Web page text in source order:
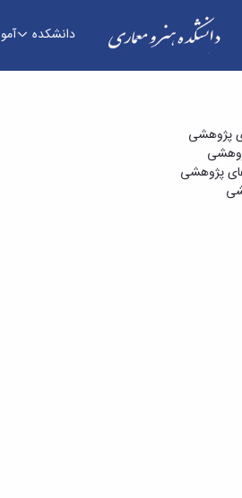
دانشکده
- دانشکده هنر و معماری
پژوهشی
پژوهشی